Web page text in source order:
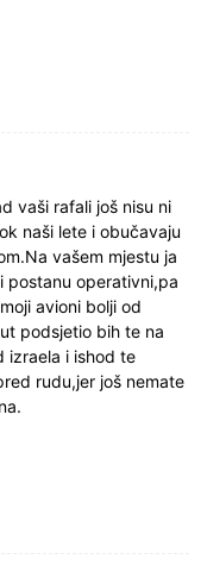
vaši rafali još nisu ni
naši lete i obučavaju
vašem mjestu ja
postanu operativni,pa
avioni bolji od
podsjetio bih te na
izraela i ishod te
rudu,jer još nemate